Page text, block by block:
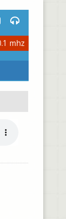
mhz